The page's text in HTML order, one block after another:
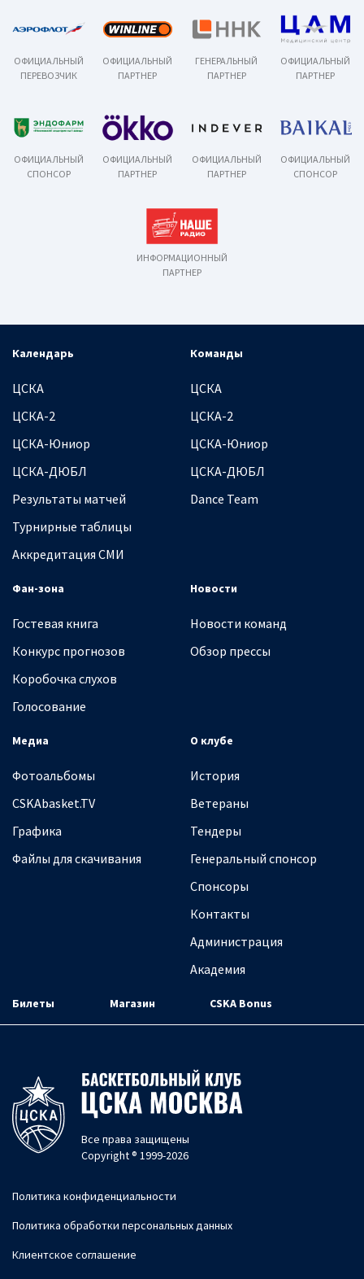
ОФИЦИАЛЬНЫЙ
ПЕРЕВОЗЧИК
ОФИЦИАЛЬНЫЙ
ПАРТНЕР
ГЕНЕРАЛЬНЫЙ
ПАРТНЕР
ОФИЦИАЛЬНЫЙ
ПАРТНЕР
ОФИЦИАЛЬНЫЙ
СПОНСОР
ОФИЦИАЛЬНЫЙ
ПАРТНЕР
ОФИЦИАЛЬНЫЙ
ПАРТНЕР
ОФИЦИАЛЬНЫЙ
СПОНСОР
ИНФОРМАЦИОННЫЙ
ПАРТНЕР
Календарь
ЦСКА
ЦСКА-2
ЦСКА-Юниор
ЦСКА-ДЮБЛ
Результаты матчей
Турнирные таблицы
Аккредитация СМИ
Команды
ЦСКА
ЦСКА-2
ЦСКА-Юниор
ЦСКА-ДЮБЛ
Dance Team
Фан-зона
Гостевая книга
Конкурс прогнозов
Коробочка слухов
Голосование
Новости
Новости команд
Обзор прессы
Медиа
Фотоальбомы
CSKAbasket.TV
Графика
Файлы для скачивания
О клубе
История
Ветераны
Тендеры
Генеральный спонсор
Спонсоры
Контакты
Администрация
Академия
Билеты Магазин CSKA Bonus
Все права защищены
Copyright ® 1999-2026
Политика конфиденциальности
Политика обработки персональных данных
Клиентское соглашение